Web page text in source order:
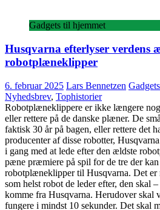
Gadgets til hjemmet
Husqvarna efterlyser verdens
robotplæneklipper
6. februar 2025 Lars Bennetzen
Nyhedsbrev, Tophistorier
Robotplæneklippere er ikke længere
eller rettere på de danske plæner. De
faktisk 30 år på bagen, eller rettere det
producenter af disse robotter,
i gang med at lede efter den ældste
pæne præmiere på spil for de tre der
robotplæneklipper til Husqvarna. Det
som helst robot de leder efter, den skal
komme fra Husqvarna. Herudover skal
fungere i mindst 10 sekunder. Det skal